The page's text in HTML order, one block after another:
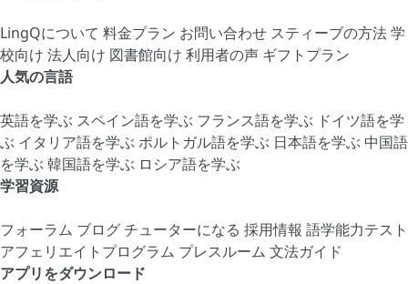
LingQについて 料金プラン お問い合わせ スティーブの方法学
校向け 法人向け 図書館向け 利用者の声 ギフトプラン
人気の言語
英語を学ぶ スペイン語を学ぶ フランス語を学ぶ ドイツ語を学
ぶ イタリア語を学ぶ ポルトガル語を学ぶ 日本語を学ぶ 中国語
を学ぶ 韓国語を学ぶ ロシア語を学ぶ
学習資源
フォーラム ブログチューターになる 採用情報 語学能力テスト
アフェリエイトプログラム プレスルーム 文法ガイド
アプリをダウンロード